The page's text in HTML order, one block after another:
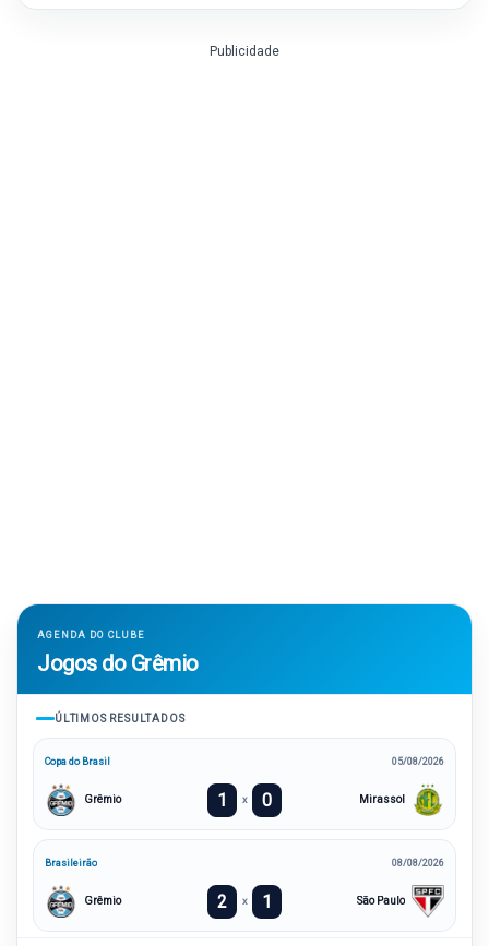
Publicidade
AGENDA DO CLUBE
Jogos do Grêmio
ÚLTIMOS RESULTADOS
Copa do Brasil 05/08/2026
Grêmio 1 x 0 Mirassol
Brasileirão 08/08/2026
Grêmio 2 x 1 São Paulo